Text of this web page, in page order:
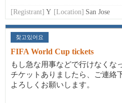
[Registrant] Y [Location] San Jose
찾고있어요
FIFA World Cup tickets
もし急な用事などで行けなくな
チケットありましたら、ご連絡
よろしくお願いします。